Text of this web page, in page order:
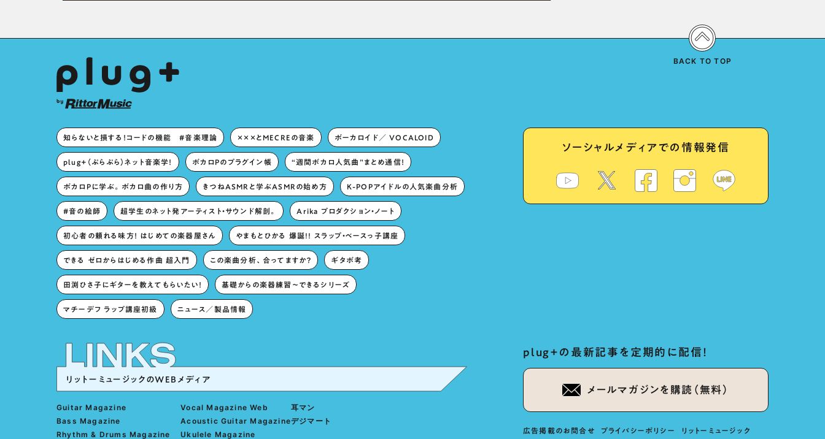
知らないと損する！コードの機能 #音楽理論 ×××とMECREの音楽 ボーカロイド／ VOCALOID
plug+（ぷらぷら）ネット音楽学！ ボカロPのプラグイン帳 “週間ボカロ人気曲”まとめ通信！
ボカロPに学ぶ。ボカロ曲の作り方 きつねASMRと学ぶASMRの始め方 K-POPアイドルの人気楽曲分析
#音の絵師 超学生のネット発アーティスト・サウンド解剖。 Arika プロダクション・ノート
初心者の頼れる味方！ はじめての楽器屋さん やまもとひかる 爆誕!! スラップ・ベースっ子講座
できる ゼロからはじめる作曲 超入門 この楽曲分析、合ってますか？ ギタボ考
田渕ひさ子にギターを教えてもらいたい！ 基礎からの楽器練習〜できるシリーズ
マチーデフ ラップ講座初級 ニュース／製品情報
ソーシャルメディアでの情報発信
リットーミュージックのWEBメディア
Guitar Magazine
Bass Magazine
Rhythm & Drums Magazine
Vocal Magazine Web
Acoustic Guitar Magazine
Ukulele Magazine
耳マン
デジマート
plug+の最新記事を定期的に配信！
メールマガジンを購読（無料）
広告掲載のお問合せ プライバシーポリシー リットーミュージック
BACK TO TOP